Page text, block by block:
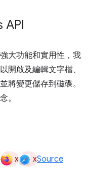
API
大功能和實用性，我
開啟及編輯文字檔、
將變更儲存到磁碟。
。
x xSource